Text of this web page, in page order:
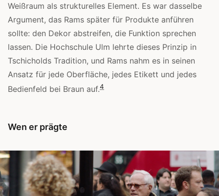
Weißraum als strukturelles Element. Es war dasselbe
Argument, das Rams später für Produkte anführen
sollte: den Dekor abstreifen, die Funktion sprechen
lassen. Die Hochschule Ulm lehrte dieses Prinzip in
Tschicholds Tradition, und Rams nahm es in seinen
Ansatz für jede Oberfläche, jedes Etikett und jedes
Bedienfeld bei Braun auf.4
Wen er prägte